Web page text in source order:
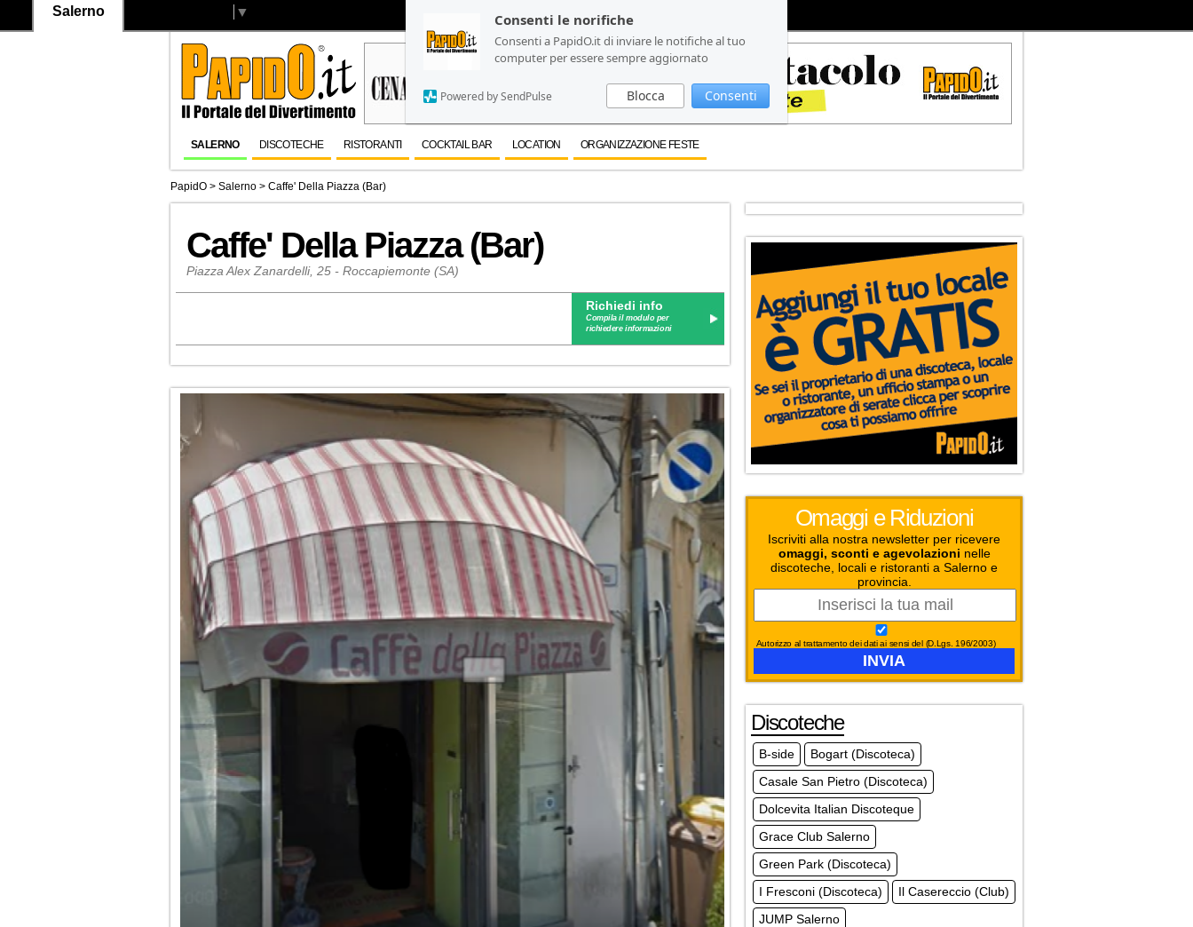
Consenti le norifiche
Consenti a PapidO.it di inviare le notifiche al tuo
computer per essere sempre aggiornato
Blocca Consenti
Powered by SendPulse
Consenti le norifiche
Consenti a PapidO.it di inviare le notifiche al tuo
computer per essere sempre aggiornato
Blocca Consenti
Powered by SendPulse
Salerno ▼
SALERNO DISCOTECHE RISTORANTI COCKTAIL BAR LOCATION ORGANIZZAZIONE FESTE
PapidO > Salerno > Caffe' Della Piazza (Bar)
Caffe' Della Piazza (Bar)
Piazza Alex Zanardelli, 25 - Roccapiemonte (SA)
Richiedi info
Compila il modulo per
richiedere informazioni
Omaggi e Riduzioni
Iscriviti alla nostra newsletter per ricevere
omaggi, sconti e agevolazioni nelle
discoteche, locali e ristoranti a Salerno e
provincia.
Autorizzo al trattamento dei dati ai sensi del (D.Lgs. 196/2003)
Discoteche
B-side
Bogart (Discoteca)
Casale San Pietro (Discoteca)
Dolcevita Italian Discoteque
Grace Club Salerno
Green Park (Discoteca)
I Fresconi (Discoteca)
Il Casereccio (Club)
JUMP Salerno